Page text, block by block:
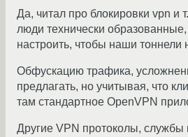
Да, читал про блокировки vpn и
люди технически
настроить, чтобы наши тоннели
Обфускацию трафика,
предлагать, но учитывая, что
там стандартное OpenVPN
Другие VPN протоколы, службы